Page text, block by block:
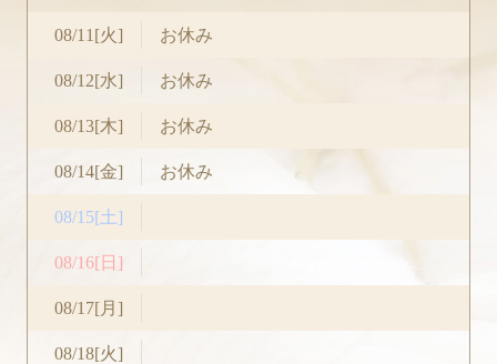
08/11[火] お休み
08/12[水] お休み
08/13[木] お休み
08/14[金] お休み
08/15[土]
08/16[日]
08/17[月]
08/18[火]